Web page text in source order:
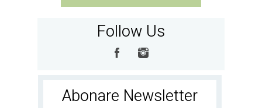
Follow Us
Abonare Newsletter